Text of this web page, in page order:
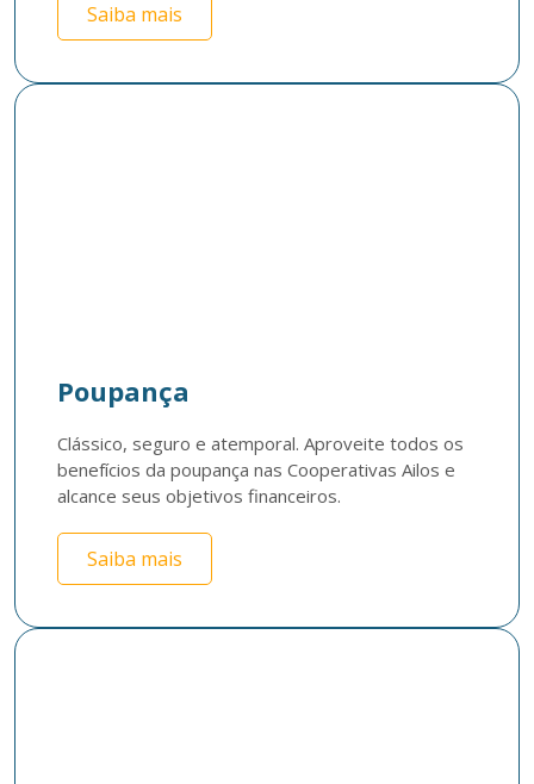
Saiba mais
Poupança
Clássico, seguro e atemporal. Aproveite todos os
benefícios da poupança nas Cooperativas Ailos e
alcance seus objetivos financeiros.
Saiba mais